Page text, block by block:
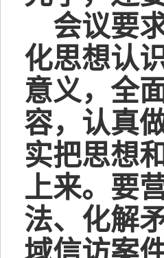
会议要
化思想认
意义，全
容，认真
实把思想
上来。要
法、化解